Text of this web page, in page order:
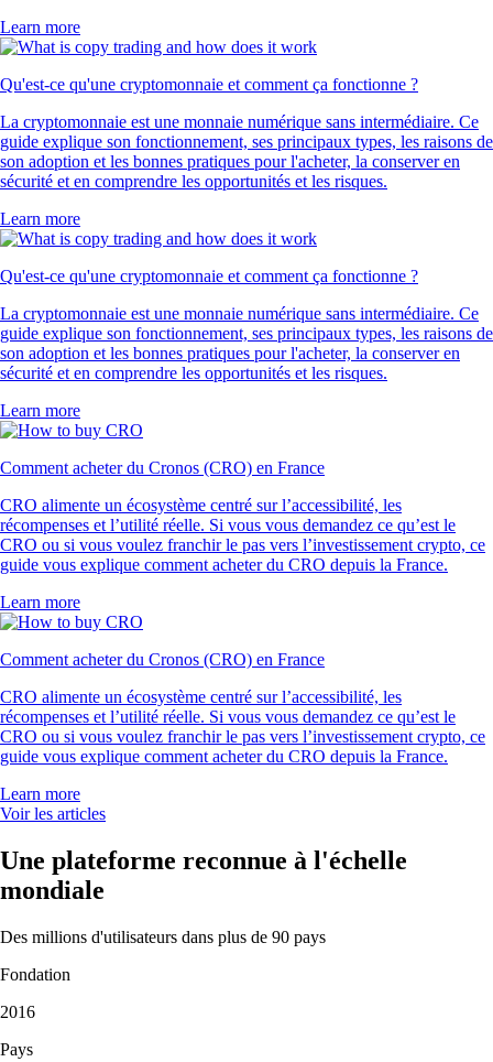
Learn more
Qu'est-ce qu'une cryptomonnaie et comment ça fonctionne ?
La cryptomonnaie est une monnaie numérique sans intermédiaire. Ce
guide explique son fonctionnement, ses principaux types, les raisons de
son adoption et les bonnes pratiques pour l'acheter, la conserver en
sécurité et en comprendre les opportunités et les risques.
Learn more
Qu'est-ce qu'une cryptomonnaie et comment ça fonctionne ?
La cryptomonnaie est une monnaie numérique sans intermédiaire. Ce
guide explique son fonctionnement, ses principaux types, les raisons de
son adoption et les bonnes pratiques pour l'acheter, la conserver en
sécurité et en comprendre les opportunités et les risques.
Learn more
Comment acheter du Cronos (CRO) en France
CRO alimente un écosystème centré sur l’accessibilité, les
récompenses et l’utilité réelle. Si vous vous demandez ce qu’est le
CRO ou si vous voulez franchir le pas vers l’investissement crypto, ce
guide vous explique comment acheter du CRO depuis la France.
Learn more
Comment acheter du Cronos (CRO) en France
CRO alimente un écosystème centré sur l’accessibilité, les
récompenses et l’utilité réelle. Si vous vous demandez ce qu’est le
CRO ou si vous voulez franchir le pas vers l’investissement crypto, ce
guide vous explique comment acheter du CRO depuis la France.
Learn more
Voir les articles
Une plateforme reconnue à l'échelle
mondiale
Des millions d'utilisateurs dans plus de 90 pays
Fondation
2016
Pays